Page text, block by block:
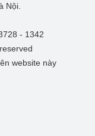
Nội.
- 1342
website này